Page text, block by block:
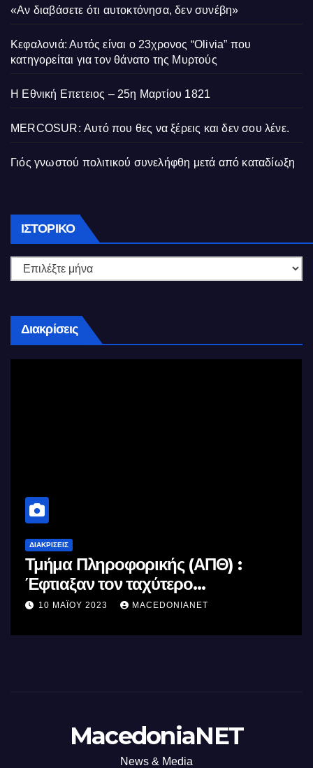
«Αν διαβάσετε ότι αυτοκτόνησα, δεν συνέβη»
Κεφαλονιά: Αυτός είναι ο 23χρονος “Olivia” που
κατηγορείται για τον θάνατο της Μυρτούς
Η Εθνική Επετειος – 25η Μαρτίου 1821
MERCOSUR: Αυτό που θες να ξέρεις και δεν σου λένε.
Γιός γνωστού πολιτικού συνελήφθη μετά από καταδίωξη
ΙΣΤΟΡΙΚΌ Ιστορικό
Διακρίσεις
τη
Κορακάκη: Στην Κορυφή του
Κόσμου
8 ΔΕΚΕΜΒΡΊΟΥ 2022
MacedoniaNET
News & Media